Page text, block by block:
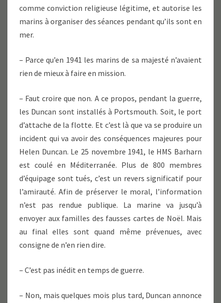
comme conviction religieuse légitime, et autorise les
marins à organiser des séances pendant qu’ils sont en
mer.
– Parce qu’en 1941 les marins de sa majesté n’avaient
rien de mieux à faire en mission.
– Faut croire que non. A ce propos, pendant la guerre,
les Duncan sont installés à Portsmouth. Soit, le port
d’attache de la flotte. Et c’est là que va se produire un
incident qui va avoir des conséquences majeures pour
Helen Duncan. Le 25 novembre 1941, le HMS Barharn
est coulé en Méditerranée. Plus de 800 membres
d’équipage sont tués, c’est un revers significatif pour
l’amirauté. Afin de préserver le moral, l’information
n’est pas rendue publique. La marine va jusqu’à
envoyer aux familles des fausses cartes de Noël. Mais
au final elles sont quand même prévenues, avec
consigne de n’en rien dire.
– C’est pas inédit en temps de guerre.
– Non, mais quelques mois plus tard, Duncan annonce